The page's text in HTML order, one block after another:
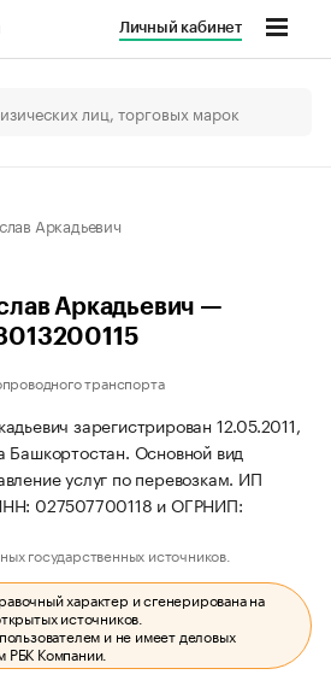
Личный кабинет
Аркадьевич
Аркадьевич —
транспорта
зарегистрирован 12.05.2011,
Башкортостан. Основной вид
услуг по перевозкам. ИП
027507700118 и ОГРНИП:
государственных источников.
характер и сгенерирована на
источников.
и не имеет деловых
РБК Компании.